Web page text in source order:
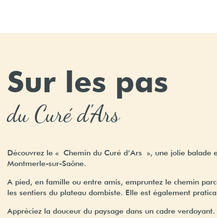
Sur les pas
du Curé d'Ars
Découvrez le « Chemin du Curé d’Ars », une jolie balade
Montmerle-sur-Saône.
A pied, en famille ou entre amis, empruntez le chemin
les sentiers du plateau dombiste. Elle est également
Appréciez la douceur du paysage dans un cadre